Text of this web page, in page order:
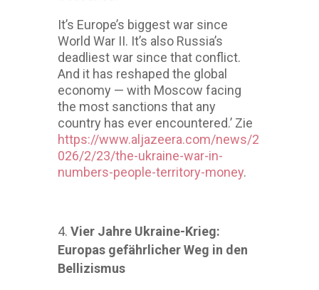
It’s Europe’s biggest war since
World War II. It’s also Russia’s
deadliest war since that conflict.
And it has reshaped the global
economy — with Moscow facing
the most sanctions that any
country has ever encountered.’ Zie
https://www.aljazeera.com/news/2
026/2/23/the-ukraine-war-in-
numbers-people-territory-money.
Vier Jahre Ukraine-Krieg:
Europas gefährlicher Weg in den
Bellizismus